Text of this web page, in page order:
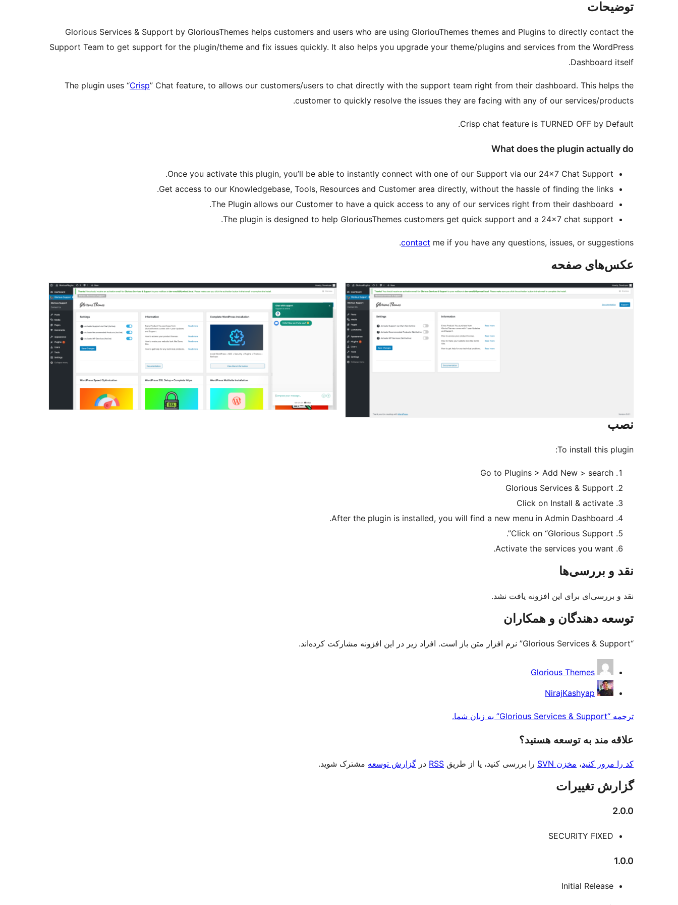
توضیحات
Glorious Services & Support by GloriousThemes helps customers and users who are using GloriouThemes themes and Plugins to directly contact the
Support Team to get support for the plugin/theme and fix issues quickly. It also helps you upgrade your theme/plugins and services from the WordPress
Dashboard itself.
The plugin uses “Crisp” Chat feature, to allows our customers/users to chat directly with the support team right from their dashboard. This helps the
customer to quickly resolve the issues they are facing with any of our services/products.
Crisp chat feature is TURNED OFF by Default.
What does the plugin actually do
Once you activate this plugin, you’ll be able to instantly connect with one of our Support via our 24×7 Chat Support.
Get access to our Knowledgebase, Tools, Resources and Customer area directly, without the hassle of finding the links.
The Plugin allows our Customer to have a quick access to any of our services right from their dashboard.
The plugin is designed to help GloriousThemes customers get quick support and a 24×7 chat support.
contact me if you have any questions, issues, or suggestions.
عکس‌های صفحه
نصب
To install this plugin:
Go to Plugins > Add New > search
Glorious Services & Support
Click on Install & activate
After the plugin is installed, you will find a new menu in Admin Dashboard.
Click on “Glorious Support”.
Activate the services you want.
نقد و بررسی‌ها
نقد و بررسی‌ای برای این افزونه یافت نشد.
توسعه دهندگان و همکاران
“Glorious Services & Support” نرم افزار متن باز است. افراد زیر در این افزونه مشارکت کرده‌اند.
مشارکت
کنندگان
Glorious Themes
NirajKashyap
ترجمه “Glorious Services & Support” به زبان شما.
علاقه‌ مند به توسعه هستید؟
کد را مرور کنید، مخزن SVN را بررسی کنید، یا از طریق RSS در گزارش توسعه مشترک شوید.
گزارش تغییرات
2.0.0
SECURITY FIXED
1.0.0
Initial Release